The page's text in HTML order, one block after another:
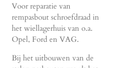
Voor reparatie van
rempasbout schroefdraad in
het wiellagerhuis van o.a.
Opel, Ford en VAG.
Bij het uitbouwen van de